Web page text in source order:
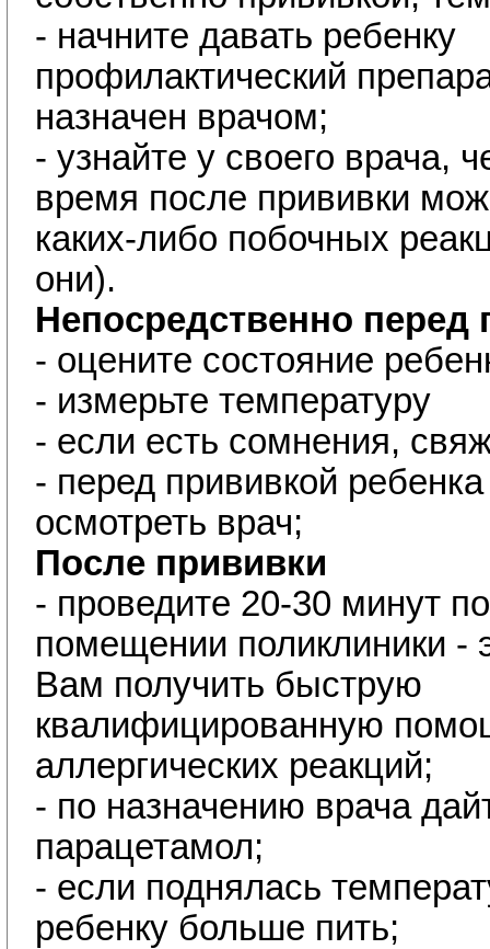
- начните давать ребенку
профилактический
назначен врачом;
- узнайте у своего врача,
время после прививки
каких-либо побочных
они).
Непосредственно перед
- оцените состояние
- измерьте температуру
- если есть сомнения,
- перед прививкой
осмотреть врач;
После прививки
- проведите 20-30 минут
помещении поликлиники -
Вам получить быструю
квалифицированную
аллергических реакций;
- по назначению врача
парацетамол;
- если поднялась
ребенку больше пить;